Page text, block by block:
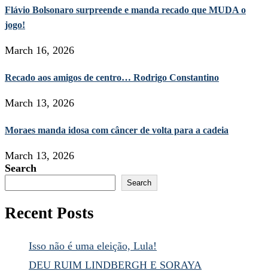
Flávio Bolsonaro surpreende e manda recado que MUDA o
jogo!
March 16, 2026
Recado aos amigos de centro… Rodrigo Constantino
March 13, 2026
Moraes manda idosa com câncer de volta para a cadeia
March 13, 2026
Search
Search
Recent Posts
Isso não é uma eleição, Lula!
DEU RUIM LINDBERGH E SORAYA